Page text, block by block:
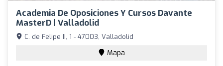
Academia De Oposiciones Y Cursos Davante
MasterD | Valladolid
C. de Felipe II, 1 - 47003, Valladolid
Mapa